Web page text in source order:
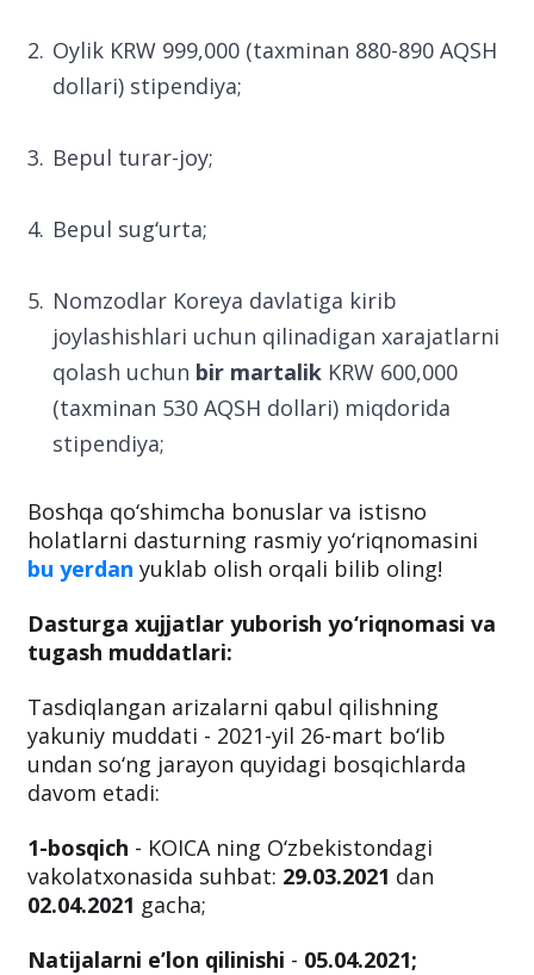
Oylik KRW 999,000 (taxminan 880-890 AQSH
dollari) stipendiya;
Bepul turar-joy;
Bepul sug‘urta;
Nomzodlar Koreya davlatiga kirib
joylashishlari uchun qilinadigan xarajatlarni
qolash uchun bir martalik KRW 600,000
(taxminan 530 AQSH dollari) miqdorida
stipendiya;
Boshqa qo‘shimcha bonuslar va istisno
holatlarni dasturning rasmiy yo‘riqnomasini
bu yerdan yuklab olish orqali bilib oling!
Dasturga xujjatlar yuborish yo‘riqnomasi va
tugash muddatlari:
Tasdiqlangan arizalarni qabul qilishning
yakuniy muddati - 2021-yil 26-mart bo‘lib
undan so‘ng jarayon quyidagi bosqichlarda
davom etadi:
1-bosqich - KOICA ning O‘zbekistondagi
vakolatxonasida suhbat: 29.03.2021 dan
02.04.2021 gacha;
Natijalarni e’lon qilinishi - 05.04.2021;